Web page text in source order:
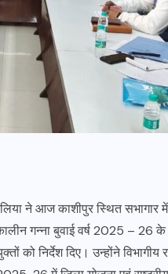
ने आज काशीपुर स्थित सभागार
गन्ना बुवाई वर्ष 2025 – 26 के
को निर्देश दिए। उन्होंने